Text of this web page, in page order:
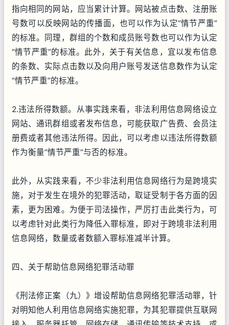
指向相同的网站，应当累计计算。网站被点击数、注册账
号数可以反映网站的传播面，也可以作为认定“情节严重”
的标准。同理，群组的个数和成员账号数也可以作为认定
“情节严重”的标准。此外，关于有关信息，宜以发布信息
的条数、实际点击数以及向用户账号发送信息数作为认定
“情节严重”的标准。
2.违法所得数额。从事实践来看，非法利用信息网络设立
网站、通讯群组或者发布信息，可能获取广告费、会员注
册费或者其他违法所得。因此，可以考虑以违法所得数额
作为衡量“情节严重”与否的标准。
此外，从实践来看，不少非法利用信息网络行为是跨境实
施，对于发生在境外的犯罪活动，取证受制于各方面的因
素，更为困难。为便于司法操作，严厉打击此类行为，可
以考虑针对此类行为降低入罪标准，即对于跨境非法利用
信息网络，数量或者数额入罪标准减半计算。
四、关于帮助信息网络犯罪活动罪
《刑法修正案（九）》增设帮助信息网络犯罪活动罪，针
对明知他人利用信息网络实施犯罪，为其犯罪提供互联网